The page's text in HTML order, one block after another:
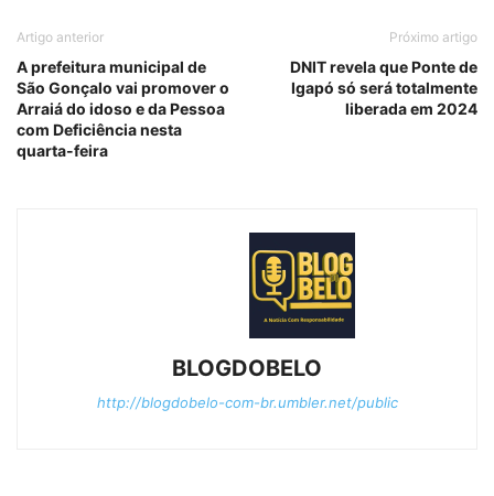
Artigo anterior
A prefeitura municipal de
São Gonçalo vai promover o
Arraiá do idoso e da Pessoa
com Deficiência nesta
quarta-feira
Próximo artigo
DNIT revela que Ponte de
Igapó só será totalmente
liberada em 2024
BLOGDOBELO
http://blogdobelo-com-br.umbler.net/public